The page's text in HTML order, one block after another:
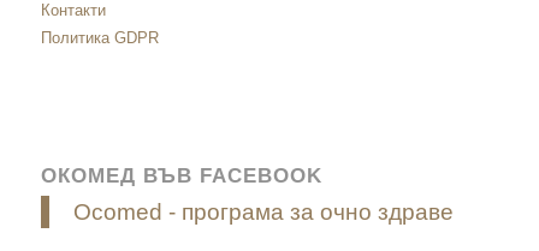
Контакти
Политика GDPR
ОКОМЕД ВЪВ FACEBOOK
Ocomed - програма за очно здраве